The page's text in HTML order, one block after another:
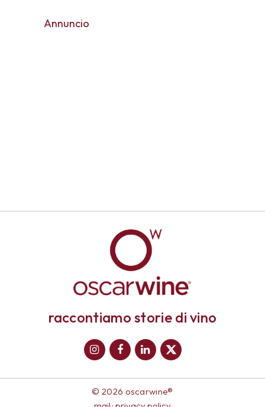
Annuncio
raccontiamo storie di vino
© 2026 oscarwine®